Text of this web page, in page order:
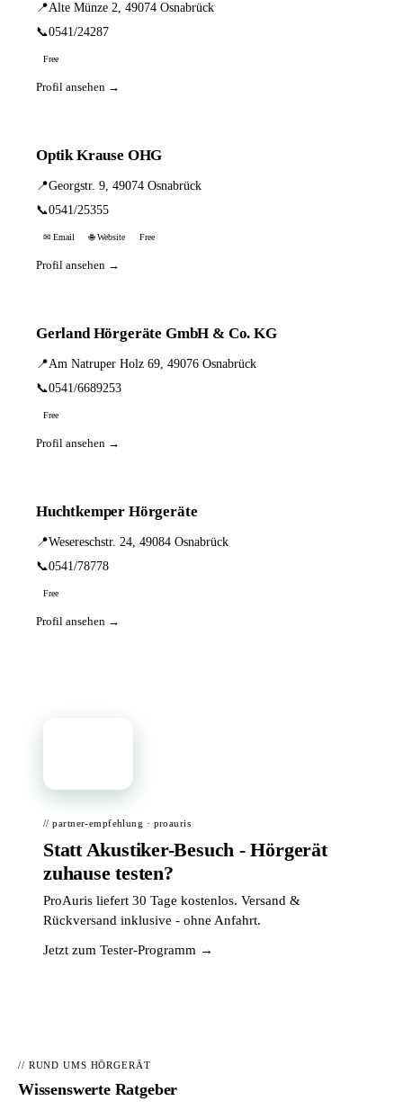
📍Alte Münze 2, 49074 Osnabrück
📞0541/24287
Free
Profil ansehen →
Optik Krause OHG
📍Georgstr. 9, 49074 Osnabrück
📞0541/25355
✉ Email 🌐 Website Free
Profil ansehen →
Gerland Hörgeräte GmbH & Co. KG
📍Am Natruper Holz 69, 49076 Osnabrück
📞0541/6689253
Free
Profil ansehen →
Huchtkemper Hörgeräte
📍Wesereschstr. 24, 49084 Osnabrück
📞0541/78778
Free
Profil ansehen →
// partner-empfehlung · proauris
Statt Akustiker-Besuch - Hörgerät
zuhause testen?
ProAuris liefert 30 Tage kostenlos. Versand &
Rückversand inklusive - ohne Anfahrt.
Jetzt zum Tester-Programm →
// RUND UMS HÖRGERÄT
Wissenswerte Ratgeber